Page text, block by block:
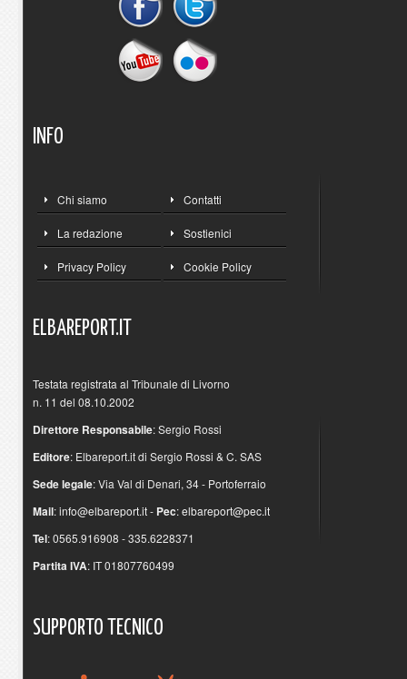
INFO
Chi siamo Contatti
La redazione Sostienici
Privacy Policy Cookie Policy
ELBAREPORT.IT
Testata registrata al Tribunale di Livorno
n. 11 del 08.10.2002
Direttore Responsabile: Sergio Rossi
Editore: Elbareport.it di Sergio Rossi & C. SAS
Sede legale: Via Val di Denari, 34 - Portoferraio
Mail:info@elbareport.it- Pec:elbareport@pec.it
Tel: 0565.916908 - 335.6228371
Partita IVA: IT 01807760499
SUPPORTO TECNICO